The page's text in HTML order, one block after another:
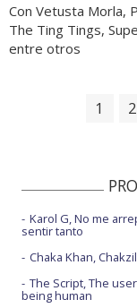
Con Vetusta Morla,
The Ting Tings,
entre otros
1 2
Karol G, No me
sentir tanto
Chaka Khan,
The Script, The
being human